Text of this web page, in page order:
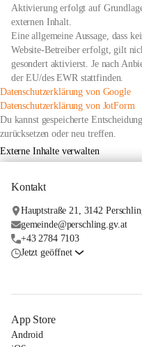
Aktivierung erfolgt auf
externen Inhalt.
Eine allgemeine Aussage, dass
Website-Betreiber erfolgt, gilt
gesondert aktivierst. Je nach
der EU/des EWR stattfinden.
Datenschutzerklärung von Google
in
Datenschutzerklärung von JotForm
in
Du kannst gespeicherte
zurücksetzen oder neu treffen.
Externe Inhalte verwalten
Kontakt
Hauptstraße 21, 3142
gemeinde@perschling.gv.at
+43 2784 7103
Jetzt geöffnet
App Store
Android